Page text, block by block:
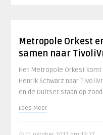
Metropole Orkest
samen naar
Het Metropole Orkest
Henrik Schwarz naar
en de Duitser staan op
Lees Meer